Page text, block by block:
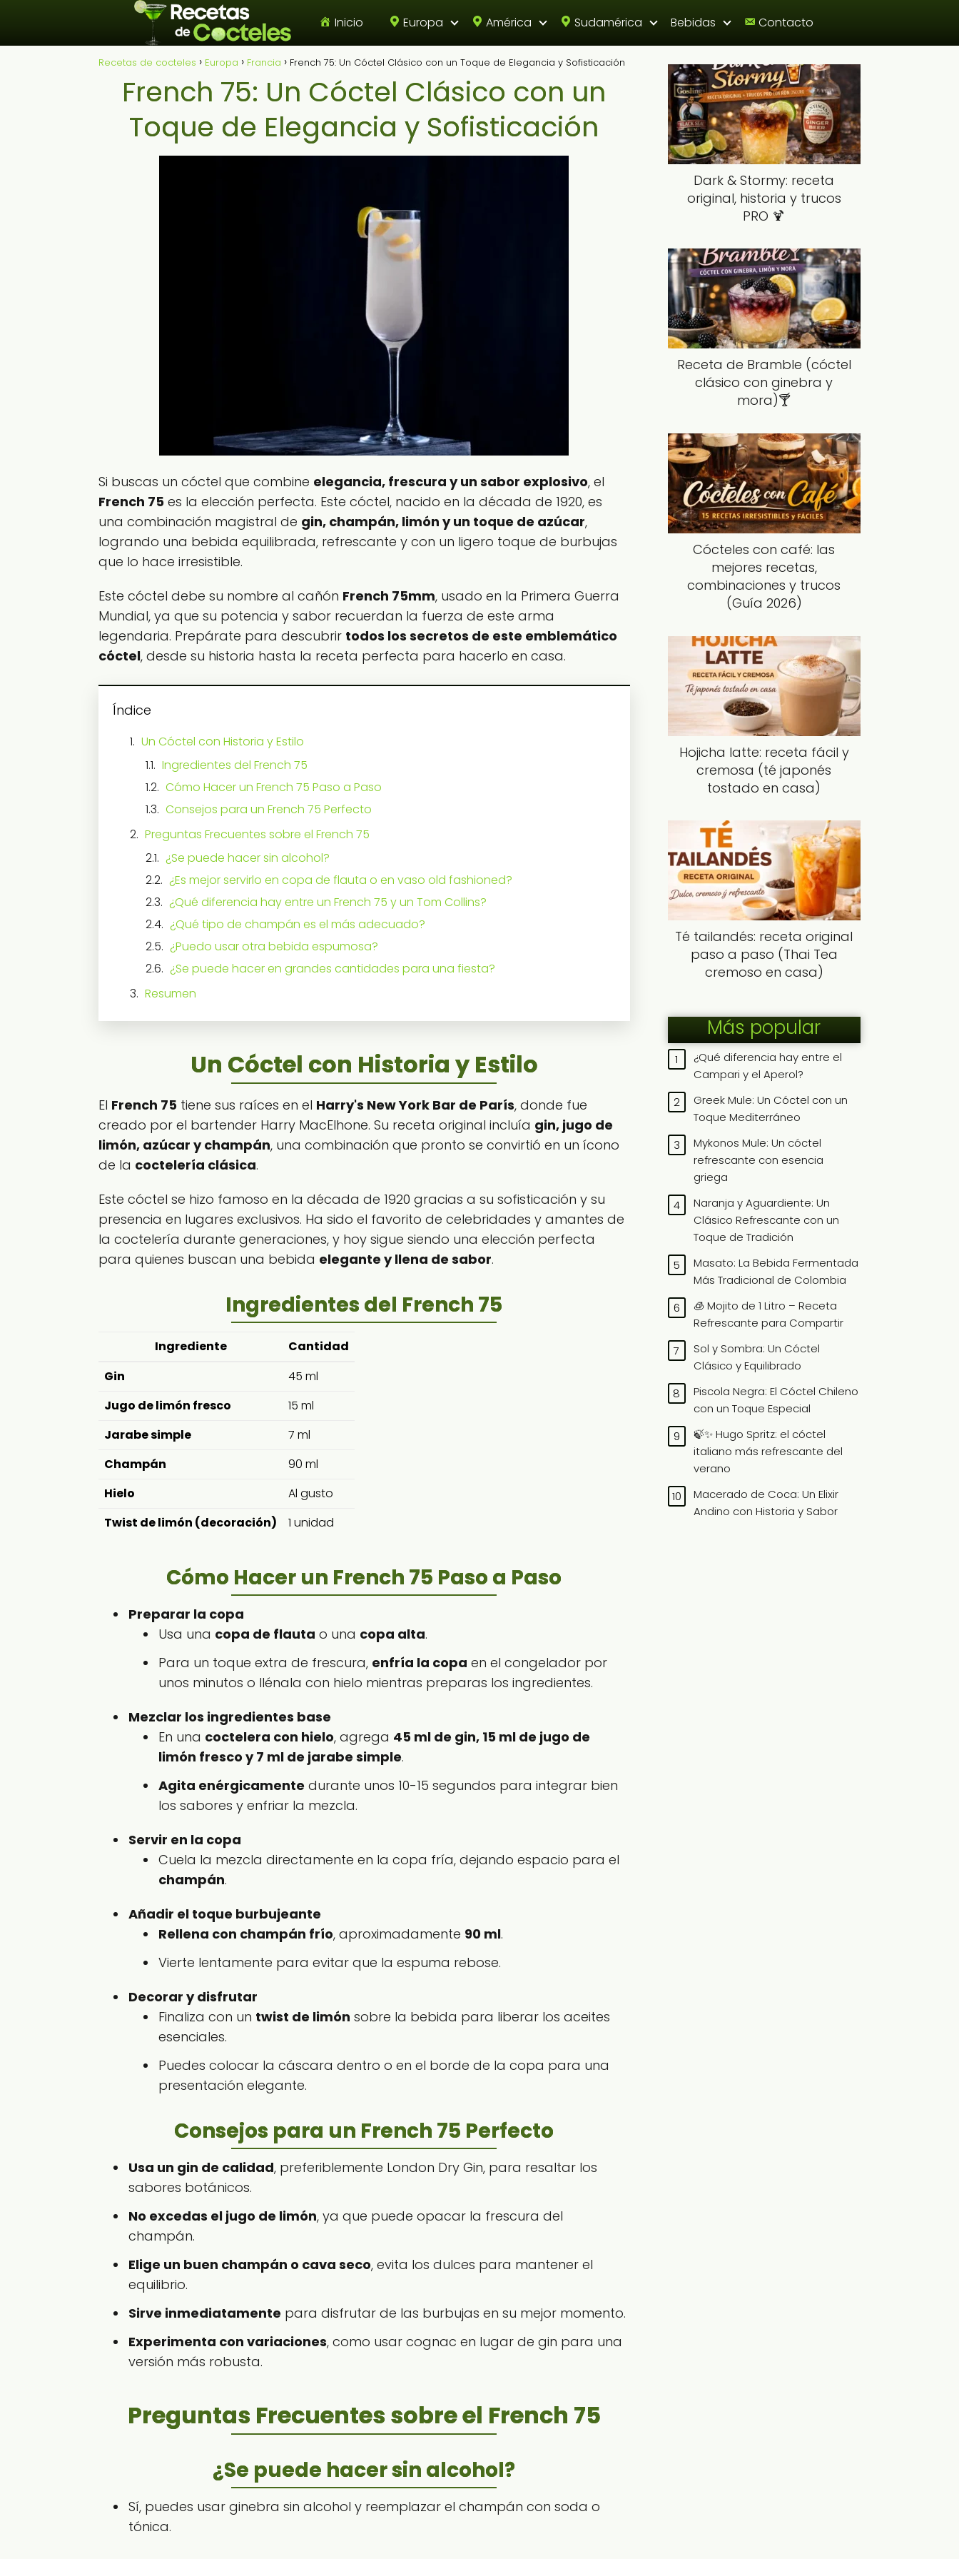
Inicio Europa América Sudamérica Bebidas Contacto
Recetas de cocteles Europa Francia French 75: Un Cóctel Clásico con un Toque de Elegancia y Sofisticación
French 75: Un Cóctel Clásico con un
Toque de Elegancia y Sofisticación
Si buscas un cóctel que combine elegancia, frescura y un sabor explosivo, el
French 75 es la elección perfecta. Este cóctel, nacido en la década de 1920, es
una combinación magistral de gin, champán, limón y un toque de azúcar,
logrando una bebida equilibrada, refrescante y con un ligero toque de burbujas
que lo hace irresistible.
Este cóctel debe su nombre al cañón French 75mm, usado en la Primera Guerra
Mundial, ya que su potencia y sabor recuerdan la fuerza de este arma
legendaria. Prepárate para descubrir todos los secretos de este emblemático
cóctel, desde su historia hasta la receta perfecta para hacerlo en casa.
Índice
Un Cóctel con Historia y Estilo
Ingredientes del French 75
Cómo Hacer un French 75 Paso a Paso
Consejos para un French 75 Perfecto
Preguntas Frecuentes sobre el French 75
¿Se puede hacer sin alcohol?
¿Es mejor servirlo en copa de flauta o en vaso old fashioned?
¿Qué diferencia hay entre un French 75 y un Tom Collins?
¿Qué tipo de champán es el más adecuado?
¿Puedo usar otra bebida espumosa?
¿Se puede hacer en grandes cantidades para una fiesta?
Resumen
Un Cóctel con Historia y Estilo
El French 75 tiene sus raíces en el Harry's New York Bar de París, donde fue
creado por el bartender Harry MacElhone. Su receta original incluía gin, jugo de
limón, azúcar y champán, una combinación que pronto se convirtió en un ícono
de la coctelería clásica.
Este cóctel se hizo famoso en la década de 1920 gracias a su sofisticación y su
presencia en lugares exclusivos. Ha sido el favorito de celebridades y amantes de
la coctelería durante generaciones, y hoy sigue siendo una elección perfecta
para quienes buscan una bebida elegante y llena de sabor.
Ingredientes del French 75
Ingrediente
Cantidad
Gin
45 ml
Jugo de limón fresco
15 ml
Jarabe simple
7 ml
Champán
90 ml
Hielo
Al gusto
Twist de limón (decoración)
1 unidad
Cómo Hacer un French 75 Paso a Paso
Preparar la copa
Usa una copa de flauta o una copa alta.
Para un toque extra de frescura, enfría la copa en el congelador por
unos minutos o llénala con hielo mientras preparas los ingredientes.
Mezclar los ingredientes base
En una coctelera con hielo, agrega 45 ml de gin, 15 ml de jugo de
limón fresco y 7 ml de jarabe simple.
Agita enérgicamente durante unos 10-15 segundos para integrar bien
los sabores y enfriar la mezcla.
Servir en la copa
Cuela la mezcla directamente en la copa fría, dejando espacio para el
champán.
Añadir el toque burbujeante
Rellena con champán frío, aproximadamente 90 ml.
Vierte lentamente para evitar que la espuma rebose.
Decorar y disfrutar
Finaliza con un twist de limón sobre la bebida para liberar los aceites
esenciales.
Puedes colocar la cáscara dentro o en el borde de la copa para una
presentación elegante.
Consejos para un French 75 Perfecto
Usa un gin de calidad, preferiblemente London Dry Gin, para resaltar los
sabores botánicos.
No excedas el jugo de limón, ya que puede opacar la frescura del
champán.
Elige un buen champán o cava seco, evita los dulces para mantener el
equilibrio.
Sirve inmediatamente para disfrutar de las burbujas en su mejor momento.
Experimenta con variaciones, como usar cognac en lugar de gin para una
versión más robusta.
Preguntas Frecuentes sobre el French 75
¿Se puede hacer sin alcohol?
Sí, puedes usar ginebra sin alcohol y reemplazar el champán con soda o
tónica.
Dark & Stormy: receta
original, historia y trucos
PRO 🍹
Receta de Bramble (cóctel
clásico con ginebra y
mora)🍸
Cócteles con café: las
mejores recetas,
combinaciones y trucos
(Guía 2026)
Hojicha latte: receta fácil y
cremosa (té japonés
tostado en casa)
Té tailandés: receta original
paso a paso (Thai Tea
cremoso en casa)
Más popular
¿Qué diferencia hay entre el
Campari y el Aperol?
Greek Mule: Un Cóctel con un
Toque Mediterráneo
Mykonos Mule: Un cóctel
refrescante con esencia
griega
Naranja y Aguardiente: Un
Clásico Refrescante con un
Toque de Tradición
Masato: La Bebida Fermentada
Más Tradicional de Colombia
🧊 Mojito de 1 Litro – Receta
Refrescante para Compartir
Sol y Sombra: Un Cóctel
Clásico y Equilibrado
Piscola Negra: El Cóctel Chileno
con un Toque Especial
🍃✨ Hugo Spritz: el cóctel
italiano más refrescante del
verano
Macerado de Coca: Un Elixir
Andino con Historia y Sabor